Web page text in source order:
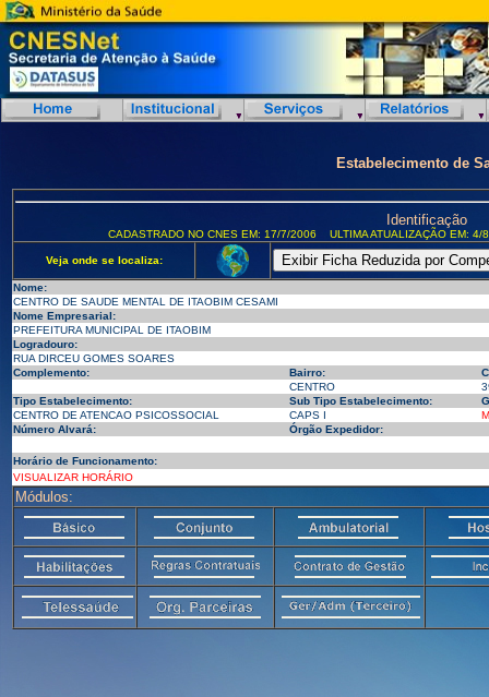
Estabelecimento de
Identificação
CADASTRADO NO CNES EM: 17/7/2006 ULTIMA ATUALIZAÇÃO EM:
Veja onde se localiza:
Nome:
CENTRO DE SAUDE MENTAL DE ITAOBIM CESAMI
Nome Empresarial:
PREFEITURA MUNICIPAL DE ITAOBIM
Logradouro:
RUA DIRCEU GOMES SOARES
Complemento:
Bairro:
CENTRO
Tipo Estabelecimento:
Sub Tipo Estabelecimento:
CENTRO DE ATENCAO PSICOSSOCIAL
CAPS I
Número Alvará:
Órgão Expedidor:
Horário de Funcionamento:
VISUALIZAR HORÁRIO
Módulos: